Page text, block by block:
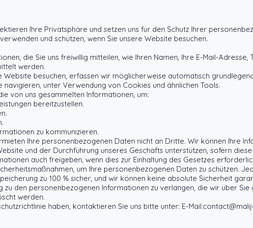
Ihre Privatsphäre und setzen uns für den Schutz Ihrer
und schützen, wenn Sie unsere Website besuchen.
die Sie uns freiwillig mitteilen, wie Ihren Namen, Ihre E-Mail-Adresse,
werden.
besuchen, erfassen wir möglicherweise automatisch
unter Verwendung von Cookies und ähnlichen Tools.
von uns gesammelten Informationen, um:
bereitzustellen.
zu kommunizieren.
Ihre personenbezogenen Daten nicht an Dritte. Wir können Ihre
und der Durchführung unseres Geschäfts unterstützen, sofern
auch freigeben, wenn dies zur Einhaltung des Gesetzes
um Ihre personenbezogenen Daten zu schützen.
zu 100 % sicher, und wir können keine absolute Sicherheit
zu den personenbezogenen Informationen zu verlangen, die wir über
werden.
haben, kontaktieren Sie uns bitte unter: E-Mail: